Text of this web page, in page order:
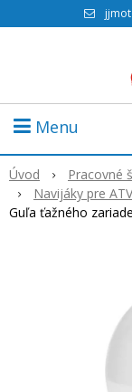
Menu
Úvod Pracovné
Navijáky pre
Guľa ťažného